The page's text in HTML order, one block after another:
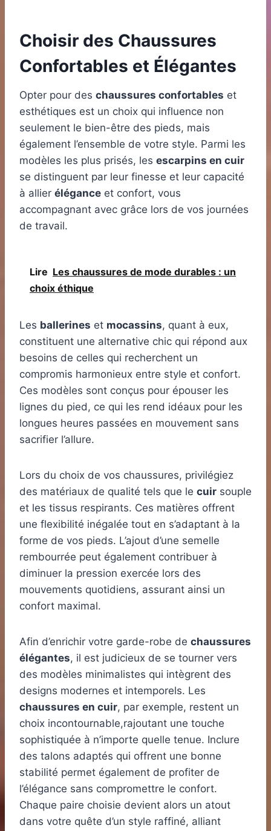
Choisir des Chaussures
Confortables et Élégantes
Opter pour des chaussures confortables et
esthétiques est un choix qui influence non
seulement le bien-être des pieds, mais
également l’ensemble de votre style. Parmi les
modèles les plus prisés, les escarpins en cuir
se distinguent par leur finesse et leur capacité
à allier élégance et confort, vous
accompagnant avec grâce lors de vos journées
de travail.
Lire Les chaussures de mode durables : un
choix éthique
Les ballerines et mocassins, quant à eux,
constituent une alternative chic qui répond aux
besoins de celles qui recherchent un
compromis harmonieux entre style et confort.
Ces modèles sont conçus pour épouser les
lignes du pied, ce qui les rend idéaux pour les
longues heures passées en mouvement sans
sacrifier l’allure.
Lors du choix de vos chaussures, privilégiez
des matériaux de qualité tels que le cuir souple
et les tissus respirants. Ces matières offrent
une flexibilité inégalée tout en s’adaptant à la
forme de vos pieds. L’ajout d’une semelle
rembourrée peut également contribuer à
diminuer la pression exercée lors des
mouvements quotidiens, assurant ainsi un
confort maximal.
Afin d’enrichir votre garde-robe de chaussures
élégantes, il est judicieux de se tourner vers
des modèles minimalistes qui intègrent des
designs modernes et intemporels. Les
chaussures en cuir, par exemple, restent un
choix incontournable,rajoutant une touche
sophistiquée à n’importe quelle tenue. Inclure
des talons adaptés qui offrent une bonne
stabilité permet également de profiter de
l’élégance sans compromettre le confort.
Chaque paire choisie devient alors un atout
dans votre quête d’un style raffiné, alliant